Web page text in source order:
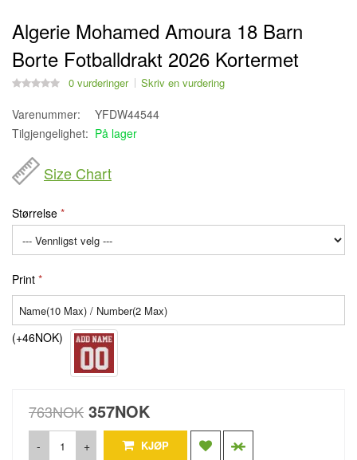
Algerie Mohamed Amoura 18 Barn
Borte Fotballdrakt 2026 Kortermet
0 vurderinger Skriv en vurdering
Varenummer:
YFDW44544
Tilgjengelighet: På lager
Size Chart
Størrelse
Print
(+46NOK)
763NOK 357NOK
- + KJØP